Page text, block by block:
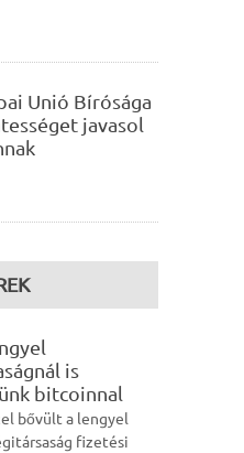
Unió Bírósága
javasol
is
bitcoinnal
bővült a lengyel
fizetési